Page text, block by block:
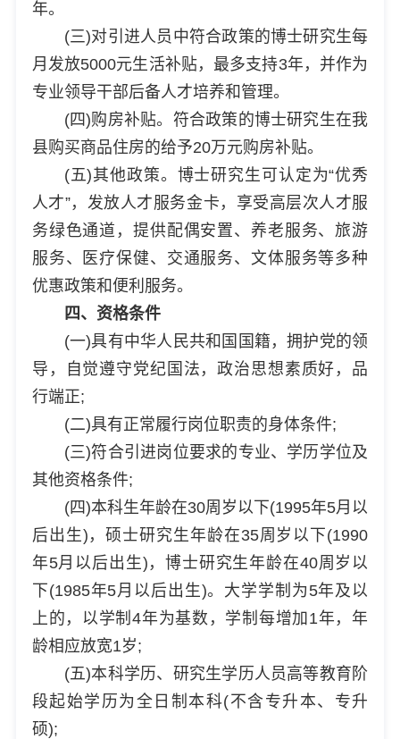
年。
(三)对引进人员中符合政策的博士研究生每
月发放5000元生活补贴，最多支持3年，并作为
专业领导干部后备人才培养和管理。
(四)购房补贴。符合政策的博士研究生在我
县购买商品住房的给予20万元购房补贴。
(五)其他政策。博士研究生可认定为“优秀
人才”，发放人才服务金卡，享受高层次人才服
务绿色通道，提供配偶安置、养老服务、旅游
服务、医疗保健、交通服务、文体服务等多种
优惠政策和便利服务。
四、资格条件
(一)具有中华人民共和国国籍，拥护党的领
导，自觉遵守党纪国法，政治思想素质好，品
行端正;
(二)具有正常履行岗位职责的身体条件;
(三)符合引进岗位要求的专业、学历学位及
其他资格条件;
(四)本科生年龄在30周岁以下(1995年5月以
后出生)，硕士研究生年龄在35周岁以下(1990
年5月以后出生)，博士研究生年龄在40周岁以
下(1985年5月以后出生)。大学学制为5年及以
上的，以学制4年为基数，学制每增加1年，年
龄相应放宽1岁;
(五)本科学历、研究生学历人员高等教育阶
段起始学历为全日制本科(不含专升本、专升
硕);